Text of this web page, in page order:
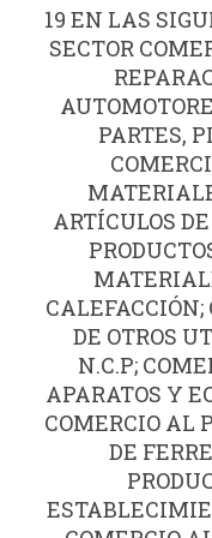
19 EN LAS
SECTOR
PARTES,
ARTÍCULOS
CALEFACCIÓN;
DE OTROS
N.C.P;
APARATOS Y
COMERCIO AL
DE